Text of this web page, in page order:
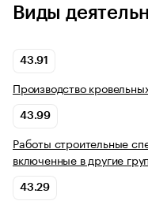
Виды
43.91
Производство
43.99
Работы строительные
включенные в другие
43.29